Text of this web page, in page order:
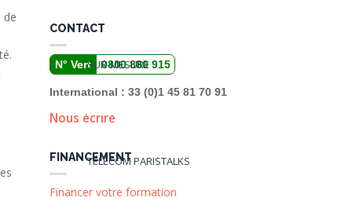
SUR-MESURE
TÉLÉCOM PARISTALKS
de
CONTACT
N° Vert 0800 880 915
International : 33 (0)1 45 81 70 91
Nous écrire
FINANCEMENT
Financer votre formation